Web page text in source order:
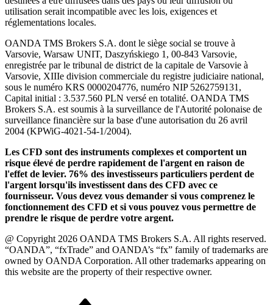
utilisation serait incompatible avec les lois, exigences et
réglementations locales.
OANDA TMS Brokers S.A. dont le siège social se trouve à
Varsovie, Warsaw UNIT, Daszyńskiego 1, 00-843 Varsovie,
enregistrée par le tribunal de district de la capitale de Varsovie à
Varsovie, XIIIe division commerciale du registre judiciaire national,
sous le numéro KRS 0000204776, numéro NIP 5262759131,
Capital initial : 3.537.560 PLN versé en totalité. OANDA TMS
Brokers S.A. est soumis à la surveillance de l'Autorité polonaise de
surveillance financière sur la base d'une autorisation du 26 avril
2004 (KPWiG-4021-54-1/2004).
Les CFD sont des instruments complexes et comportent un
risque élevé de perdre rapidement de l'argent en raison de
l'effet de levier. 76% des investisseurs particuliers perdent de
l'argent lorsqu'ils investissent dans des CFD avec ce
fournisseur. Vous devez vous demander si vous comprenez le
fonctionnement des CFD et si vous pouvez vous permettre de
prendre le risque de perdre votre argent.
@ Copyright 2026 OANDA TMS Brokers S.A. All rights reserved.
“OANDA”, “fxTrade” and OANDA’s “fx” family of trademarks are
owned by OANDA Corporation. All other trademarks appearing on
this website are the property of their respective owner.